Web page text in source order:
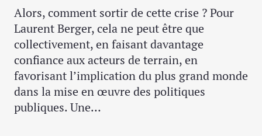
Alors, comment sortir de cette crise ? Pour
Laurent Berger, cela ne peut être que
collectivement, en faisant davantage
confiance aux acteurs de terrain, en
favorisant l’implication du plus grand monde
dans la mise en œuvre des politiques
publiques. Une…